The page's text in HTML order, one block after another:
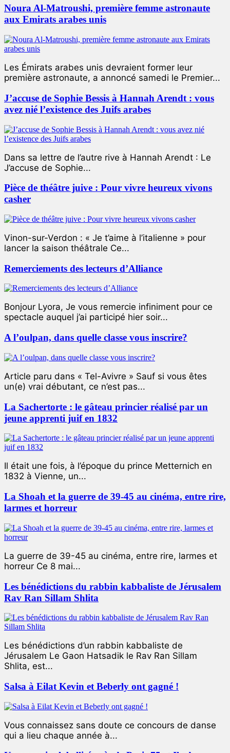
Noura Al-Matroushi, première femme astronaute
aux Emirats arabes unis
Les Émirats arabes unis devraient former leur
première astronaute, a annoncé samedi le Premier...
J’accuse de Sophie Bessis à Hannah Arendt : vous
avez nié l’existence des Juifs arabes
Dans sa lettre de l’autre rive à Hannah Arendt : Le
J’accuse de Sophie...
Pièce de théâtre juive : Pour vivre heureux vivons
casher
Vinon-sur-Verdon : « Je t’aime à l’italienne » pour
lancer la saison théâtrale Ce...
Remerciements des lecteurs d’Alliance
Bonjour Lyora, Je vous remercie infiniment pour ce
spectacle auquel j’ai participé hier soir...
A l’oulpan, dans quelle classe vous inscrire?
Article paru dans « Tel-Avivre » Sauf si vous êtes
un(e) vrai débutant, ce n’est pas...
La Sachertorte : le gâteau princier réalisé par un
jeune apprenti juif en 1832
Il était une fois, à l’époque du prince Metternich en
1832 à Vienne, un...
La Shoah et la guerre de 39-45 au cinéma, entre rire,
larmes et horreur
La guerre de 39-45 au cinéma, entre rire, larmes et
horreur Ce 8 mai...
Les bénédictions du rabbin kabbaliste de Jérusalem
Rav Ran Sillam Shlita
Les bénédictions d’un rabbin kabbaliste de
Jérusalem Le Gaon Hatsadik le Rav Ran Sillam
Shlita, est...
Salsa à Eilat Kevin et Beberly ont gagné !
Vous connaissez sans doute ce concours de danse
qui a lieu chaque année à...